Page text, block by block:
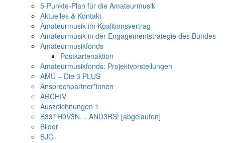
5-Punkte-Plan für die Amateurmusik
Aktuelles & Kontakt
Amateurmusik im Koalitionsvertrag
Amateurmusik in der Engagementstrategie des Bundes
Amateurmusikfonds
Postkartenaktion
Amateurmusikfonds: Projektvorstellungen
AMU – Die 3 PLUS
Ansprechpartner*innen
ARCHIV
Auszeichnungen 1
B33TH0V3N… AND3RS! [abgelaufen]
Bilder
BJC